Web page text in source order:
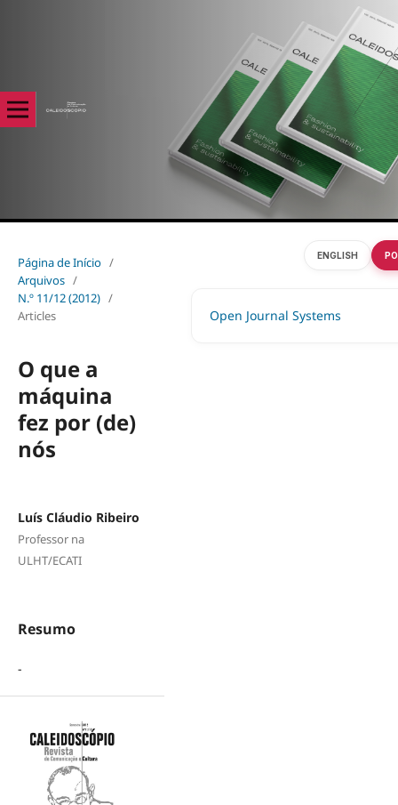
Página de Início /
Arquivos /
N.º 11/12 (2012) /
Articles
O que a
máquina
fez por (de)
nós
Luís Cláudio Ribeiro
Professor na
ULHT/ECATI
Resumo
-
Open Journal Systems
ENGLISH